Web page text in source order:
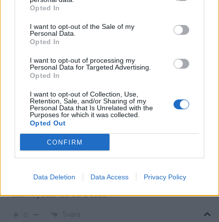
Opted In
I want to opt-out of the Sale of my
Personal Data.
Opted In
I want to opt-out of processing my
Personal Data for Targeted Advertising.
Opted In
I want to opt-out of Collection, Use,
Retention, Sale, and/or Sharing of my
Personal Data that Is Unrelated with the
Purposes for which it was collected.
Opted Out
CONFIRM
Data Deletion Data Access Privacy Policy
Gjorde denna rätt igår,god men nästa gång blir det den
Svara
Jenny Warsen
Reply toErika
Citron är gott både till kyckling och fisk 🙂
Kul att du gillade den
Hanna
Hej. Kryddar du kycklingen något innan du steker den,
eller kryddar du bara såsen?
Svara